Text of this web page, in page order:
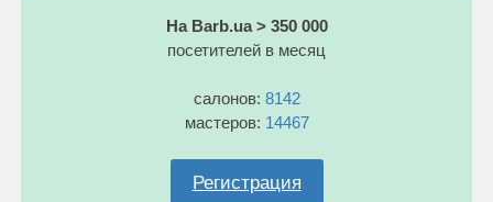
На Barb.ua > 350 000
посетителей в месяц
салонов: 8142
мастеров: 14467
Регистрация